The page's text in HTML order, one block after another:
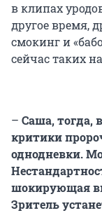
в клипах
другое время,
смокинг и
сейчас таких
– Саша, тогда,
критики
однодневки.
шокирующая
Зритель